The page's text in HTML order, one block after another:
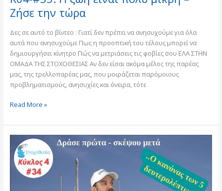
Ζήσε την τώρα
Δες σε αυτό το βίντεο : Γιατί δεν πρέπει να ανησυχούμε για όλα
αυτά που ανησυχούμε Πως η προοπτική του τέλους μπορεί να
δημιουργήσει κίνητρο Πώς να μετριάσεις τις φοβίες σου ΕΛΑ ΣΤΗΝ
ΟΜΑΔΑ ΤΗΣ ΣΤΟΧΟΘΕΣΙΑΣ Αν δεν είσαι ακόμα μέλος της παρέας
μας, της τρελλοπαρέας μας, που μοιράζεται παρόμοιους
προβληματισμούς, ανησυχίες και όνειρα, τότε
Read More »
#34:
Δράσε
πρώτα